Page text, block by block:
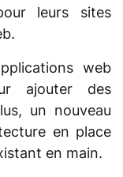
leurs sites
web
ajouter des
un nouveau
en place
en main.